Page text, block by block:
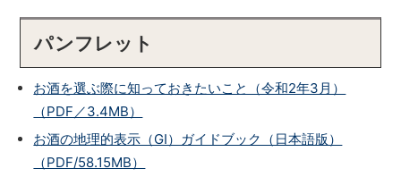
パンフレット
お酒を選ぶ際に知っておきたいこと（令和2年3月）
（PDF／3.4MB）
お酒の地理的表示（GI）ガイドブック（日本語版）
（PDF/58.15MB）